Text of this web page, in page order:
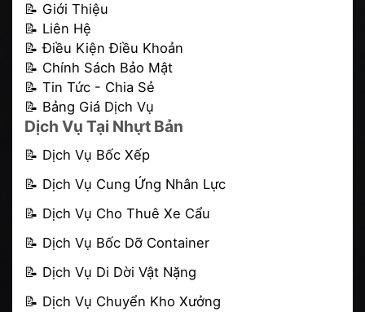
📝 Giới Thiệu
📝 Liên Hệ
📝 Điều Kiện Điều Khoản
📝 Chính Sách Bảo Mật
📝 Tin Tức - Chia Sẻ
📝 Bảng Giá Dịch Vụ
Dịch Vụ Tại Nhựt Bản
📝 Dịch Vụ Bốc Xếp
📝 Dịch Vụ Cung Ứng Nhân Lực
📝 Dịch Vụ Cho Thuê Xe Cẩu
📝 Dịch Vụ Bốc Dỡ Container
📝 Dịch Vụ Di Dời Vật Nặng
📝 Dịch Vụ Chuyển Kho Xưởng